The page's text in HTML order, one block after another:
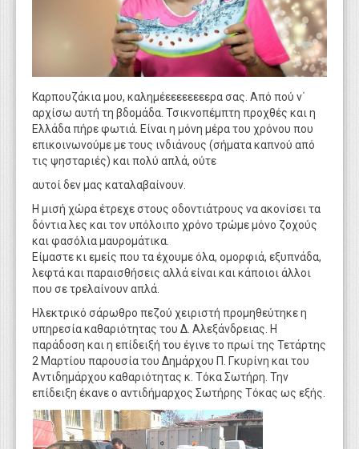
Καρπουζάκια μου, καλημέεεεεεεεερα σας. Από πού ν΄
αρχίσω αυτή τη βδομάδα. Τσικνοπέμπτη προχθές και η
Ελλάδα πήρε φωτιά. Είναι η μόνη μέρα του χρόνου που
επικοινωνούμε με τους ινδιάνους (σήματα καπνού από
τις ψησταριές) και πολύ απλά, ούτε
αυτοί δεν μας καταλαβαίνουν.
Η μισή χώρα έτρεχε στους οδοντιάτρους να ακονίσει τα
δόντια λες και τον υπόλοιπο χρόνο τρώμε μόνο ζοχούς
και φασόλια μαυρομάτικα.
Είμαστε κι εμείς που τα έχουμε όλα, ομορφιά, εξυπνάδα,
λεφτά και παραισθήσεις αλλά είναι και κάποιοι άλλοι
που σε τρελαίνουν απλά.
Ηλεκτρικό σάρωθρο πεζού χειριστή προμηθεύτηκε η
υπηρεσία καθαριότητας του Δ. Αλεξάνδρειας. Η
παράδοση και η επίδειξή του έγινε το πρωί της Τετάρτης
2 Μαρτίου παρουσία του Δημάρχου Π. Γκυρίνη και του
Αντιδημάρχου καθαριότητας κ. Τόκα Σωτήρη. Την
επίδειξη έκανε ο αντιδήμαρχος Σωτήρης Τόκας ως εξής.